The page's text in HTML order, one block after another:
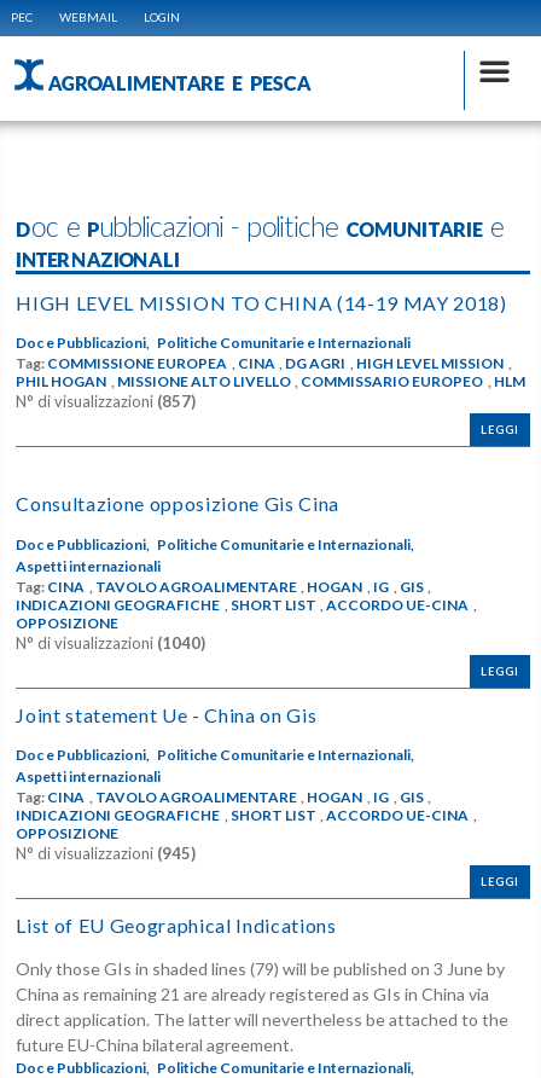
PEC WEBMAIL LOGIN
AGROALIMENTARE E PESCA
Doc e Pubblicazioni - politiche COMUNITARIE e
INTERNAZIONALI
HIGH LEVEL MISSION TO CHINA (14-19 MAY 2018)
Doc e Pubblicazioni, Politiche Comunitarie e Internazionali
Tag: COMMISSIONE EUROPEA , CINA , DG AGRI , HIGH LEVEL MISSION ,
PHIL HOGAN , MISSIONE ALTO LIVELLO , COMMISSARIO EUROPEO , HLM
N° di visualizzazioni (857)
LEGGI
Consultazione opposizione Gis Cina
Doc e Pubblicazioni,
Politiche Comunitarie e Internazionali,
Aspetti internazionali
Tag: CINA TAVOLO AGROALIMENTARE HOGAN IG GIS
INDICAZIONI GEOGRAFICHE
SHORT LIST ,ACCORDO UE-CINA
OPPOSIZIONE
N° di visualizzazioni (1040)
LEGGI
Joint statement Ue - China on Gis
Doc e Pubblicazioni, Politiche Comunitarie e Internazionali,
Aspetti internazionali
Tag: CINA , TAVOLO AGROALIMENTARE , HOGAN , IG , GIS ,
INDICAZIONI GEOGRAFICHE , SHORT LIST ,ACCORDO UE-CINA ,
OPPOSIZIONE
N° di visualizzazioni (945)
LEGGI
List of EU Geographical Indications
Only those GIs in shaded lines (79) will be published on 3 June by
China as remaining 21 are already registered as GIs in China via
direct application. The latter will nevertheless be attached to the
future EU-China bilateral agreement.
Doc e Pubblicazioni,
Politiche Comunitarie e Internazionali,